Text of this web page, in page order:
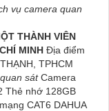
vụ camera quan
THÀNH VIÊN
MINH Địa điểm
TPHCM
sátCamera
Thẻ nhớ 128GB
CAT6 DAHUA